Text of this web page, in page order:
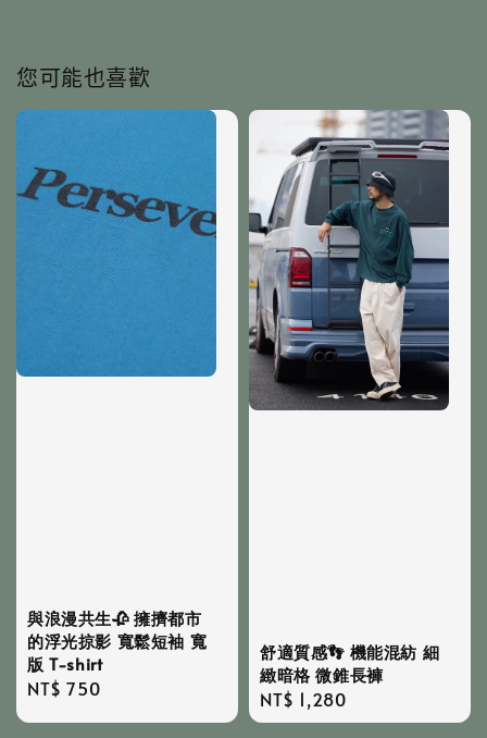
您可能也喜歡
與浪漫共生🥀 擁擠都市
的浮光掠影 寬鬆短袖 寬
版 T-shirt
Regular
NT$ 750
舒適質感👣 機能混紡 細
緻暗格 微錐長褲
Regular
price
NT$ 1,280